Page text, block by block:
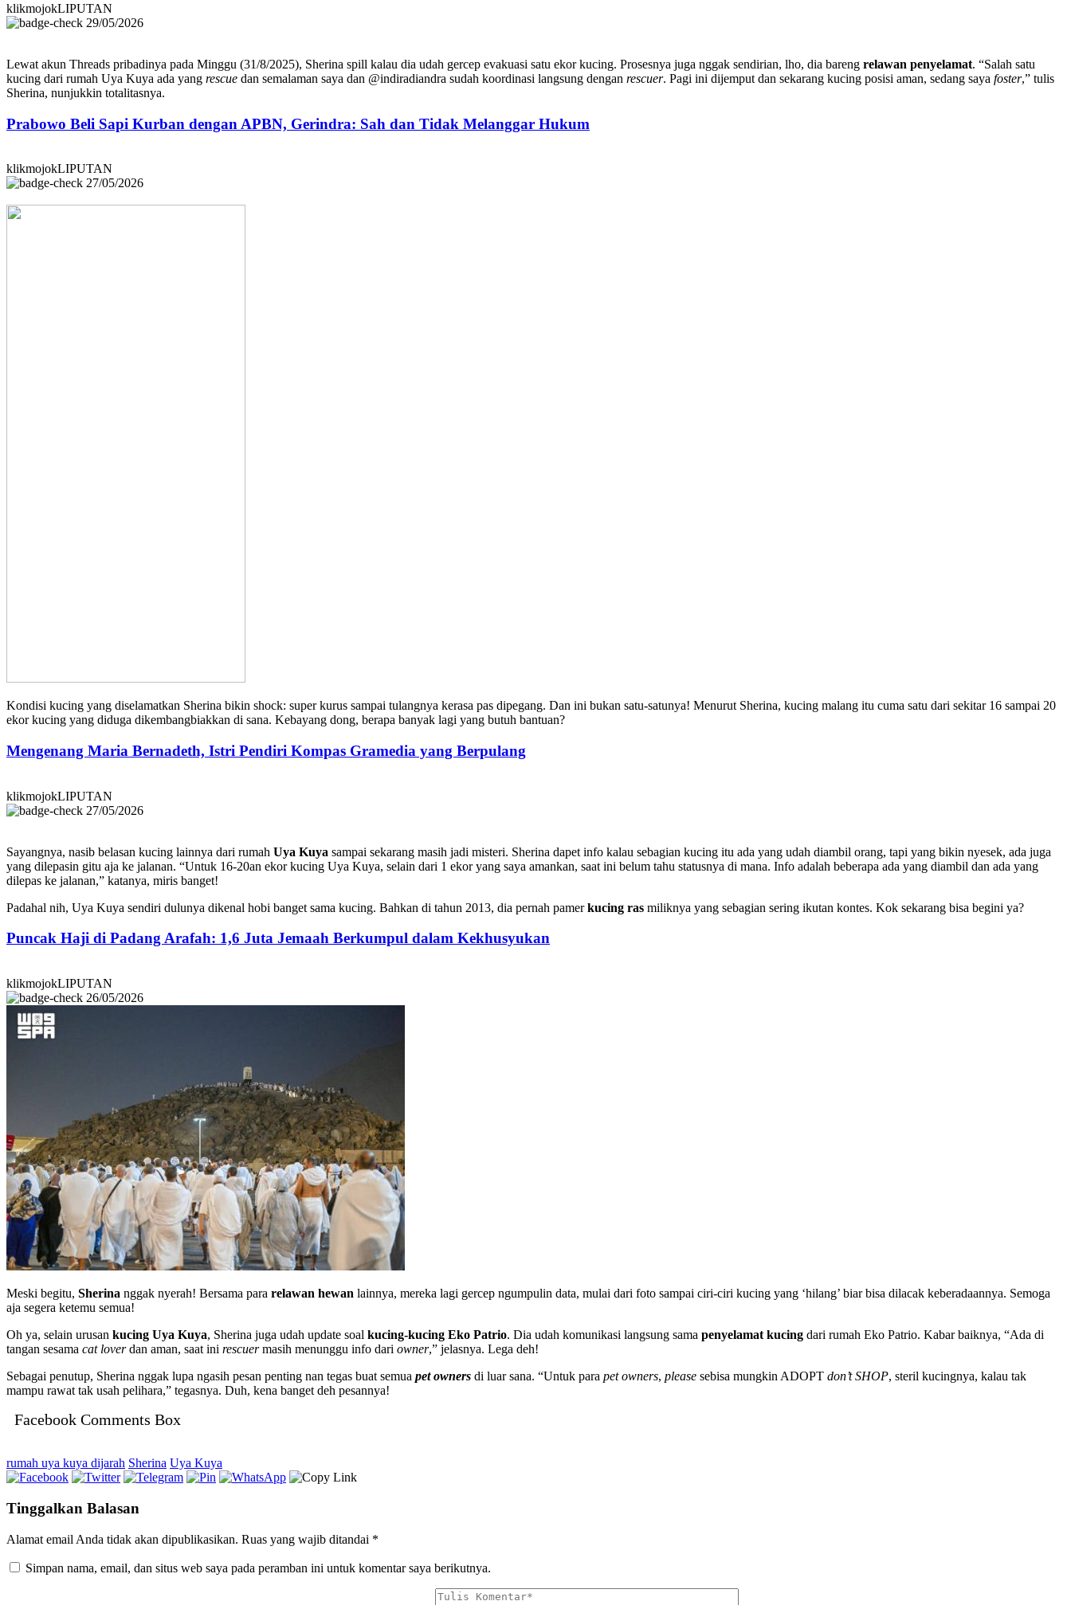
klikmojokLIPUTAN
29/05/2026
Lewat akun Threads pribadinya pada Minggu (31/8/2025), Sherina spill kalau dia udah gercep evakuasi satu ekor kucing. Prosesnya juga nggak sendirian, lho, dia bareng relawan penyelamat. “Salah satu
kucing dari rumah Uya Kuya ada yang rescue dan semalaman saya dan @indiradiandra sudah koordinasi langsung dengan rescuer. Pagi ini dijemput dan sekarang kucing posisi aman, sedang saya foster,” tulis
Sherina, nunjukkin totalitasnya.
Prabowo Beli Sapi Kurban dengan APBN, Gerindra: Sah dan Tidak Melanggar Hukum
klikmojokLIPUTAN
27/05/2026
Kondisi kucing yang diselamatkan Sherina bikin shock: super kurus sampai tulangnya kerasa pas dipegang. Dan ini bukan satu-satunya! Menurut Sherina, kucing malang itu cuma satu dari sekitar 16 sampai 20
ekor kucing yang diduga dikembangbiakkan di sana. Kebayang dong, berapa banyak lagi yang butuh bantuan?
Mengenang Maria Bernadeth, Istri Pendiri Kompas Gramedia yang Berpulang
klikmojokLIPUTAN
27/05/2026
Sayangnya, nasib belasan kucing lainnya dari rumah Uya Kuya sampai sekarang masih jadi misteri. Sherina dapet info kalau sebagian kucing itu ada yang udah diambil orang, tapi yang bikin nyesek, ada juga
yang dilepasin gitu aja ke jalanan. “Untuk 16-20an ekor kucing Uya Kuya, selain dari 1 ekor yang saya amankan, saat ini belum tahu statusnya di mana. Info adalah beberapa ada yang diambil dan ada yang
dilepas ke jalanan,” katanya, miris banget!
Padahal nih, Uya Kuya sendiri dulunya dikenal hobi banget sama kucing. Bahkan di tahun 2013, dia pernah pamerkucing ras miliknya yang sebagian sering ikutan kontes. Kok sekarang bisa begini ya?
Puncak Haji di Padang Arafah: 1,6 Juta Jemaah Berkumpul dalam Kekhusyukan
klikmojokLIPUTAN
26/05/2026
Meski begitu, Sherina nggak nyerah! Bersama para relawan hewan lainnya, mereka lagi gercep ngumpulin data, mulai dari foto sampai ciri-ciri kucing yang ‘hilang’ biar bisa dilacak keberadaannya. Semoga
aja segera ketemu semua!
Oh ya, selain urusan kucing Uya Kuya, Sherina juga udah update soal kucing-kucing Eko Patrio. Dia udah komunikasi langsung sama penyelamat kucing dari rumah Eko Patrio. Kabar baiknya, “Ada di
tangan sesama cat loverdan aman, saat ini rescuermasih menunggu info dari owner,” jelasnya. Lega deh!
Sebagai penutup, Sherina nggak lupa ngasih pesan penting nan tegas buat semua pet owners di luar sana. “Untuk para pet owners, please sebisa mungkin ADOPT don’t SHOP, steril kucingnya, kalau tak
mampu rawat tak usah pelihara,” tegasnya. Duh, kena banget deh pesannya!
Facebook Comments Box
rumah uya kuya dijarah Sherina Uya Kuya
Tinggalkan Balasan
Alamat email Anda tidak akan dipublikasikan. Ruas yang wajib ditandai *
Simpan nama, email, dan situs web saya pada peramban ini untuk komentar saya berikutnya.